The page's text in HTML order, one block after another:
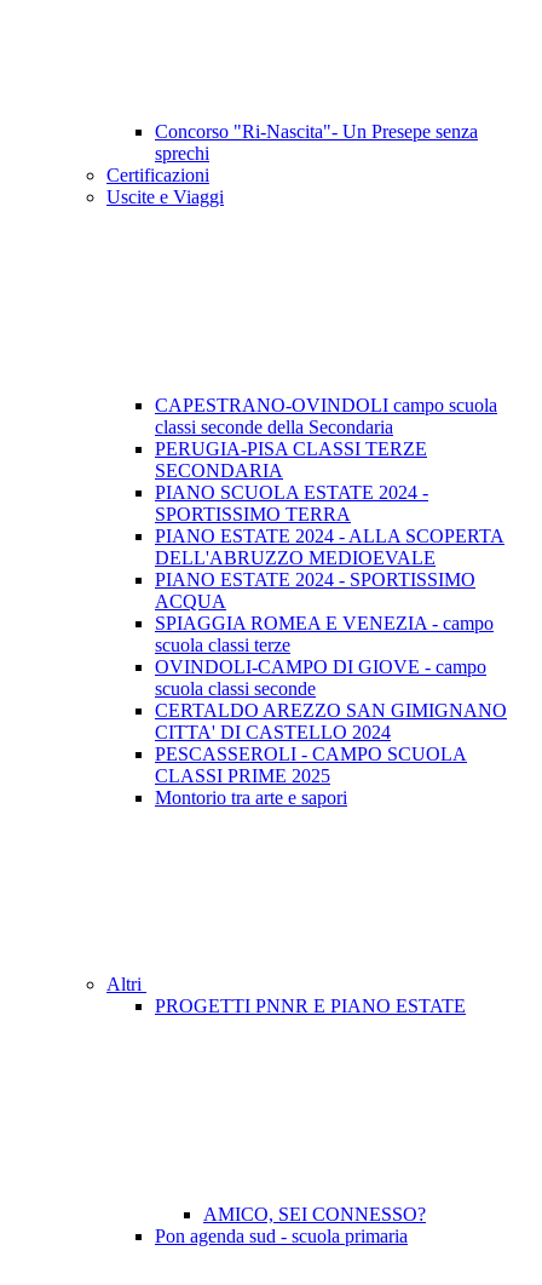
Concorso "Ri-Nascita"- Un Presepe senza
sprechi
Certificazioni
Uscite e Viaggi
CAPESTRANO-OVINDOLI campo scuola
classi seconde della Secondaria
PERUGIA-PISA CLASSI TERZE
SECONDARIA
PIANO SCUOLA ESTATE 2024 -
SPORTISSIMO TERRA
PIANO ESTATE 2024 - ALLA SCOPERTA
DELL'ABRUZZO MEDIOEVALE
PIANO ESTATE 2024 - SPORTISSIMO
ACQUA
SPIAGGIA ROMEA E VENEZIA - campo
scuola classi terze
OVINDOLI-CAMPO DI GIOVE - campo
scuola classi seconde
CERTALDO AREZZO SAN GIMIGNANO
CITTA' DI CASTELLO 2024
PESCASSEROLI - CAMPO SCUOLA
CLASSI PRIME 2025
Montorio tra arte e sapori
Altri
PROGETTI PNNR E PIANO ESTATE
AMICO, SEI CONNESSO?
Pon agenda sud - scuola primaria